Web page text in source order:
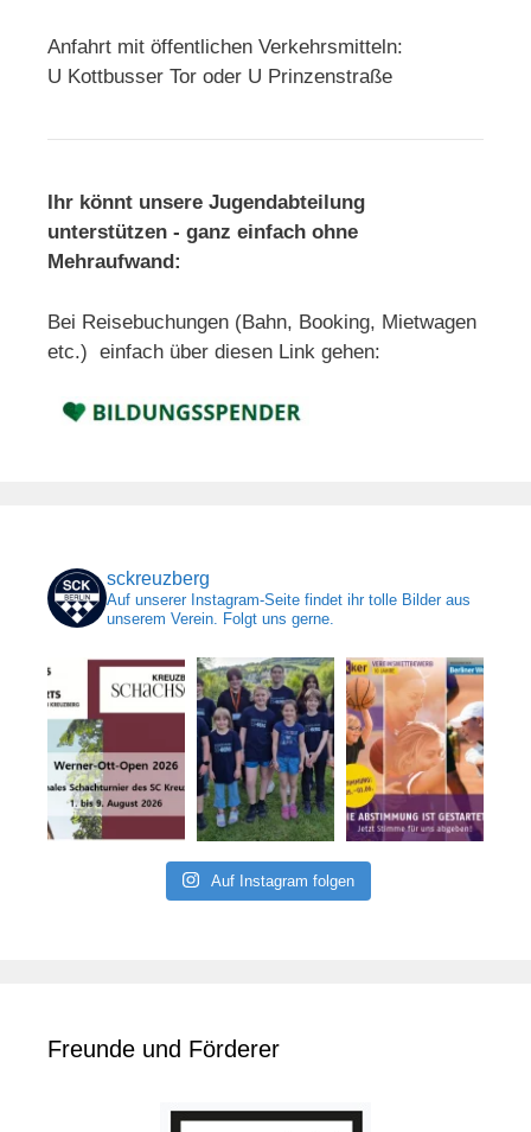
Anfahrt mit öffentlichen Verkehrsmitteln:
U Kottbusser Tor oder U Prinzenstraße
Ihr könnt unsere Jugendabteilung
unterstützen - ganz einfach ohne
Mehraufwand:
Bei Reisebuchungen (Bahn, Booking, Mietwagen
etc.) einfach über diesen Link gehen:
sckreuzberg
Auf unserer Instagram-Seite findet ihr tolle Bilder aus
unserem Verein. Folgt uns gerne.
Auf Instagram folgen
Freunde und Förderer